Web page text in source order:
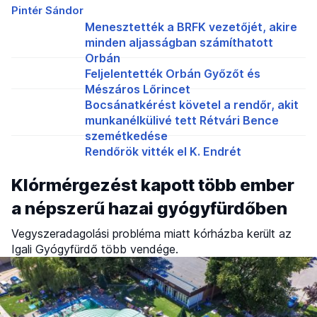
Pintér Sándor
Menesztették a BRFK vezetőjét, akire
minden aljasságban számíthatott
Orbán
Feljelentették Orbán Győzőt és
Mészáros Lőrincet
Bocsánatkérést követel a rendőr, akit
munkanélkülivé tett Rétvári Bence
szemétkedése
Rendőrök vitték el K. Endrét
Klórmérgezést kapott több ember
a népszerű hazai gyógyfürdőben
Vegyszeradagolási probléma miatt kórházba került az
Igali Gyógyfürdő több vendége.